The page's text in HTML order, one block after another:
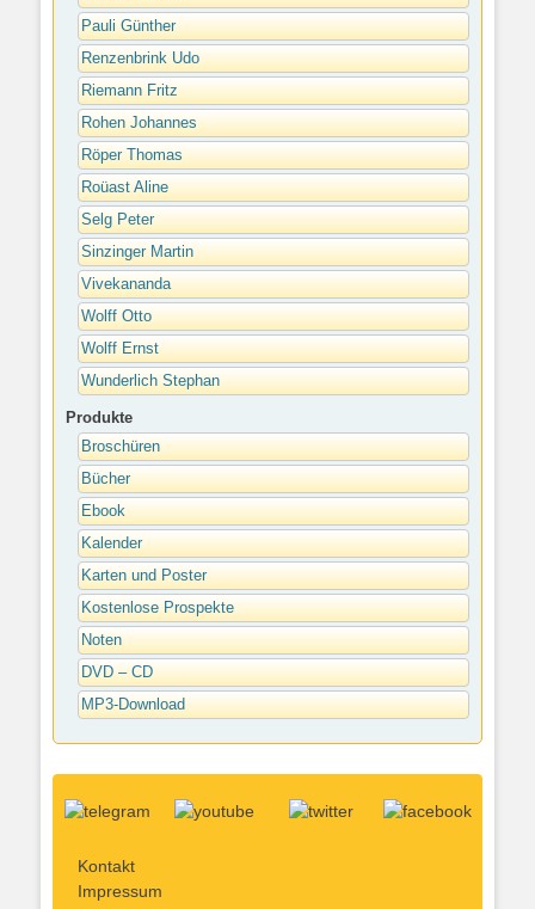
Pauli Günther
Renzenbrink Udo
Riemann Fritz
Rohen Johannes
Röper Thomas
Roüast Aline
Selg Peter
Sinzinger Martin
Vivekananda
Wolff Otto
Wolff Ernst
Wunderlich Stephan
Produkte
Broschüren
Bücher
Ebook
Kalender
Karten und Poster
Kostenlose Prospekte
Noten
DVD – CD
MP3-Download
Kontakt
Impressum